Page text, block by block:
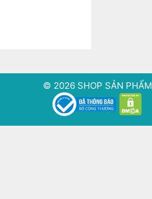
© 2026 SHOP SẢN PHẨM